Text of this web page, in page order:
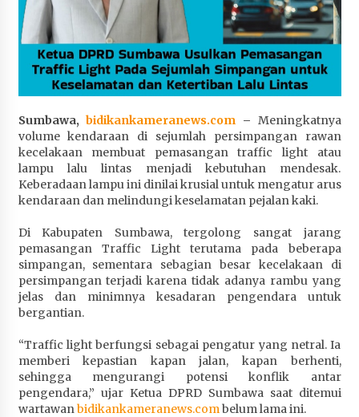
Penurunan Stunting di Sumbawa
4 minggu ago
Wabup Ansori Apresiasi Rekomendasi dan
Pandangan Fraksi – Fraksi DPRD Sumbawa
Bupati Sumbawa Lepas 487 Atlet dari Berbagai
Cabor yang Akan Berjuang pada PORPROV XII
NTB 2026
4 minggu ago
Program 100 Mustahik Per Desa di Desa Teluk
Santong
4 minggu ago
Dosen UTS Siap Kembangkan Inovasi Lewat
Pelatihan PDPP 2026 Bali
4 minggu ago
Terapkan “Polantas Menyapa”, Satlantas Polres
Sumbawa Berupaya Wujudkan Pelayanan
Kepolisian yang Profesional
Sumbawa,bidikankameranews.com – Meningkatnya
volume kendaraan di sejumlah persimpangan rawan
kecelakaan membuat pemasangan traffic light atau
lampu lalu lintas menjadi kebutuhan mendesak.
Keberadaan lampu ini dinilai krusial untuk mengatur arus
kendaraan dan melindungi keselamatan pejalan kaki.
Di Kabupaten Sumbawa, tergolong sangat jarang
pemasangan Traffic Light terutama pada beberapa
simpangan, sementara sebagian besar kecelakaan di
persimpangan terjadi karena tidak adanya rambu yang
jelas dan minimnya kesadaran pengendara untuk
bergantian.
“Traffic light berfungsi sebagai pengatur yang netral. Ia
memberi kepastian kapan jalan, kapan berhenti,
sehingga mengurangi potensi konflik antar
pengendara,” ujar Ketua DPRD Sumbawa saat ditemui
wartawanbidikankameranews.combelum lama ini.